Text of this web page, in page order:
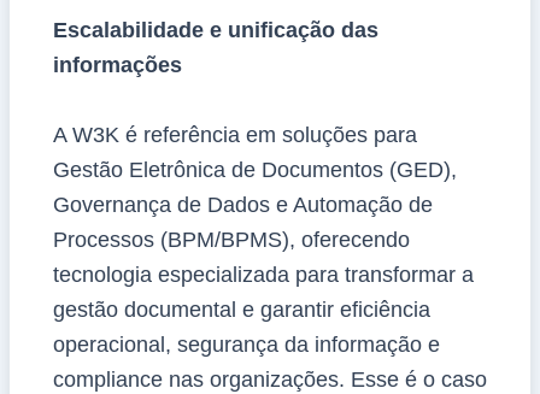
Escalabilidade e unificação das
informações
A W3K é referência em soluções para
Gestão Eletrônica de Documentos (GED),
Governança de Dados e Automação de
Processos (BPM/BPMS), oferecendo
tecnologia especializada para transformar a
gestão documental e garantir eficiência
operacional, segurança da informação e
compliance nas organizações. Esse é o caso